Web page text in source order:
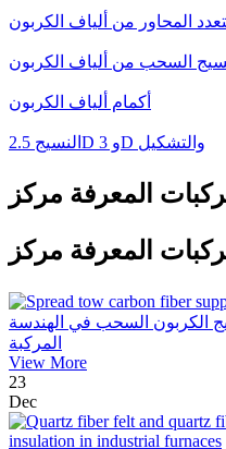
المحاور من ألياف الكربون
السحب من ألياف الكربون
أكمام ألياف الكربون
النسيج 2.5D و 3D والتشكيل
المعرفة مركز
المعرفة مركز
الكربون السحب في الهندسة
المركبة
View More
23
Dec